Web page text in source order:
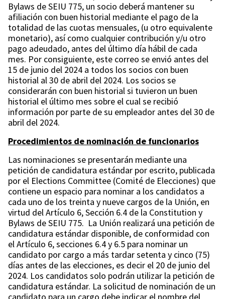
Bylaws de SEIU 775, un socio deberá mantener su
afiliación con buen historial mediante el pago de la
totalidad de las cuotas mensuales, (u otro equivalente
monetario), así como cualquier contribución y/u otro
pago adeudado, antes del último día hábil de cada
mes. Por consiguiente, este correo se envió antes del
15 de junio del 2024 a todos los socios con buen
historial al 30 de abril del 2024. Los socios se
considerarán con buen historial si tuvieron un buen
historial el último mes sobre el cual se recibió
información por parte de su empleador antes del 30 de
abril del 2024.
Procedimientos de nominación de funcionarios
Las nominaciones se presentarán mediante una
petición de candidatura estándar por escrito, publicada
por el Elections Committee (Comité de Elecciones) que
contiene un espacio para nominar a los candidatos a
cada uno de los treinta y nueve cargos de la Unión, en
virtud del Artículo 6, Sección 6.4 de la Constitution y
Bylaws de SEIU 775. La Unión realizará una petición de
candidatura estándar disponible, de conformidad con
el Artículo 6, secciones 6.4 y 6.5 para nominar un
candidato por cargo a más tardar setenta y cinco (75)
días antes de las elecciones, es decir el 20 de junio del
2024. Los candidatos solo podrán utilizar la petición de
candidatura estándar. La solicitud de nominación de un